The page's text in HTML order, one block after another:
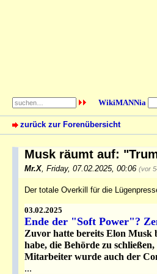
WikiMANNia
zurück zur Forenübersicht
Musk räumt auf:
Mr.X Friday, 07.02.2025, 00:06 (vor
Der totale Overkill für die
03.02.2025
Ende der "Soft Power"?
Zuvor hatte bereits Elon Musk
habe, die Behörde zu
Mitarbeiter wurde auch der
...